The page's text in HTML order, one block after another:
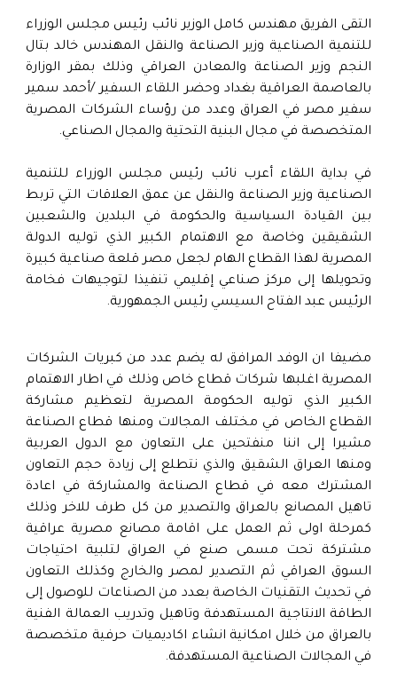
التقى الفريق مهندس كامل الوزير نائب رئيس مجلس الوزراء
للتنمية الصناعية وزير الصناعة والنقل المهندس خالد بتال
النجم وزير الصناعة والمعادن العراقي وذلك بمقر الوزارة
بالعاصمة العراقية بغداد وحضر اللقاء السفير /أحمد سمير
سفير مصر في العراق وعدد من رؤساء الشركات المصرية
المتخصصة في مجال البنية التحتية والمجال الصناعي.
في بداية اللقاء أعرب نائب رئيس مجلس الوزراء للتنمية
الصناعية وزير الصناعة والنقل عن عمق العلاقات التي تربط
بين القيادة السياسية والحكومة في البلدين والشعبين
الشقيقين وخاصة مع الاهتمام الكبير الذي توليه الدولة
المصرية لهذا القطاع الهام لجعل مصر قلعة صناعية كبيرة
وتحويلها إلى مركز صناعي إقليمي تنفيذا لتوجيهات فخامة
الرئيس عبد الفتاح السيسي رئيس الجمهورية.
مضيفا ان الوفد المرافق له يضم عدد من كبريات الشركات
المصرية اغلبها شركات قطاع خاص وذلك في اطار الاهتمام
الكبير الذي توليه الحكومة المصرية لتعظيم مشاركة
القطاع الخاص في مختلف المجالات ومنها قطاع الصناعة
مشيرا إلى اننا منفتحين على التعاون مع الدول العربية
ومنها العراق الشقيق والذي نتطلع إلى زيادة حجم التعاون
المشترك معه في قطاع الصناعة والمشاركة في اعادة
تاهيل المصانع بالعراق والتصدير من كل طرف للاخر وذلك
كمرحلة اولى ثم العمل على اقامة مصانع مصرية عراقية
مشتركة تحت مسمى صنع في العراق لتلبية احتياجات
السوق العراقي ثم التصدير لمصر والخارج وكذلك التعاون
في تحديث التقنيات الخاصة بعدد من الصناعات للوصول إلى
الطاقة الانتاجية المستهدفة وتاهيل وتدريب العمالة الفنية
بالعراق من خلال امكانية انشاء اكاديميات حرفية متخصصة
في المجالات الصناعية المستهدفة.